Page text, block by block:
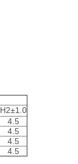
H2±1.0
4.5
4.5
4.5
4.5